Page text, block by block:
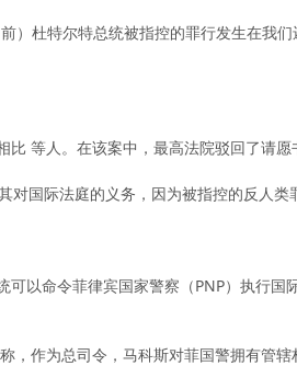
）杜特尔特总统被指控的罪行发生在我
等人。在该案中，最高法院驳回了请愿
国际法庭的义务，因为被指控的反人类
以命令菲律宾国家警察（PNP）执行
，作为总司令，马科斯对菲国警拥有管辖